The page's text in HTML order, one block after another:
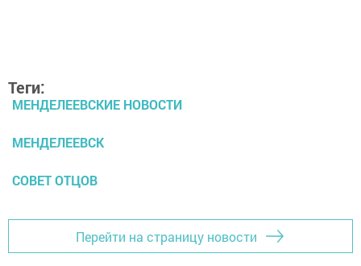
Теги:
МЕНДЕЛЕЕВСКИЕ НОВОСТИ
МЕНДЕЛЕЕВСК
СОВЕТ ОТЦОВ
Перейти на страницу новости